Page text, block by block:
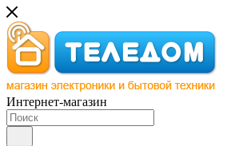
Интернет-магазин